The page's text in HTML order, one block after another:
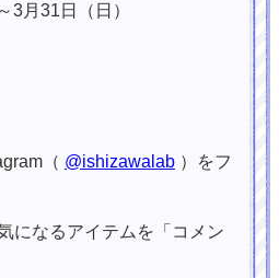
3月31日（日）
（ @ishizawalab）をフ
になるアイテムを「コメン